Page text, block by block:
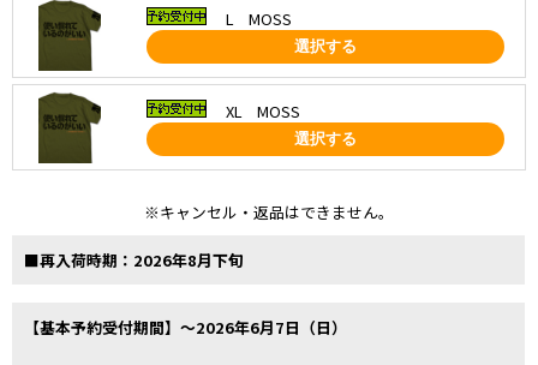
L MOSS
選択する
XL MOSS
選択する
※キャンセル・返品はできません。
■再入荷時期：2026年8月下旬
【基本予約受付期間】～2026年6月7日（日）